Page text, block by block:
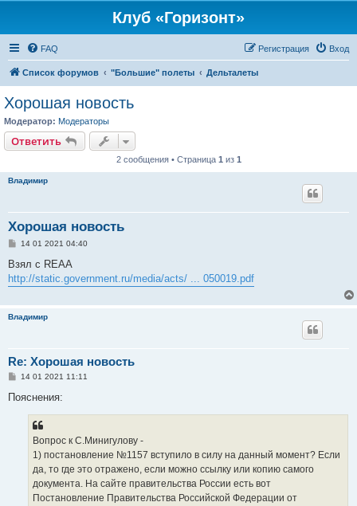
Клуб «Горизонт»
FAQ Вход
Регистрация
Список форумов "Большие" полеты Дельталеты
Хорошая новость
Модератор: Модераторы
Ответить
2 сообщения • Страница 1 из 1
Владимир
Хорошая новость
С
о
щ
е
14 01 2021 04:40
Взял с REAA
http://static.government.ru/media/acts/ ... 050019.pdf
Владимир
Re: Хорошая новость
С
о
14 01 2021 11:11
Пояснения:
Вопрос к С.Минигулову -
1) постановление №1157 вступило в силу на данный момент? Если
да, то где это отражено, если можно ссылку или копию самого
документа. На сайте правительства России есть вот
Постановление Правительства Российской Федерации от